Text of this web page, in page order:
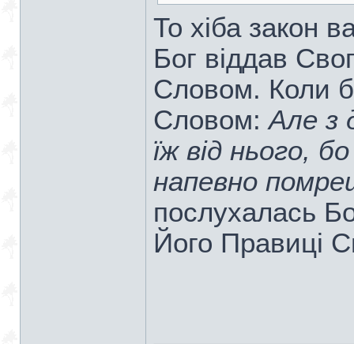
То хіба закон
Бог віддав
Словом. Коли
Словом:Але з
їж від нього,
напевно
послухалась
Його Правиці